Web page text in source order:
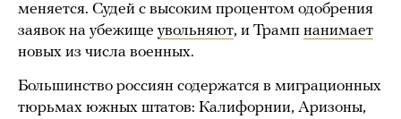
меняется. Судей с высоким процентом одобрения
заявок на убежище увольняют, и Трамп нанимает
новых из числа военных.
Большинство россиян содержатся в миграционных
тюрьмах южных штатов: Калифорнии, Аризоны,